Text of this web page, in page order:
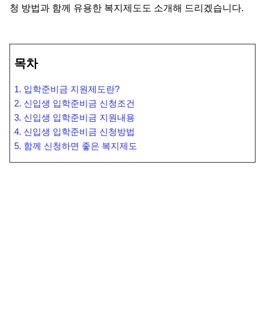
청 방법과 함께 유용한 복지제도도 소개해 드리겠습니다.
목차
1. 입학준비금 지원제도란?
2. 신입생 입학준비금 신청조건
3. 신입생 입학준비금 지원내용
4. 신입생 입학준비금 신청방법
5. 함께 신청하면 좋은 복지제도